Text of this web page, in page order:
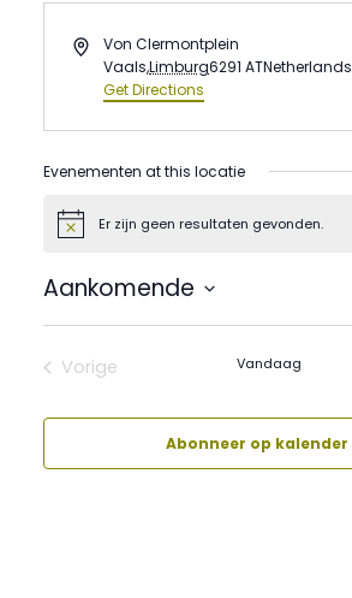
AddressVon Clermontplein
Vaals,Limburg6291 ATNetherlands
Get Directions
Evenementen at this locatie
BerichtEr zijn geen resultaten gevonden.
Aankomende
datum.
Vorige
Vandaag
Abonneer op kalender